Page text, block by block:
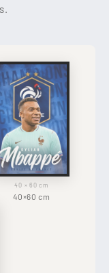
40 × 60 cm
40×60 cm